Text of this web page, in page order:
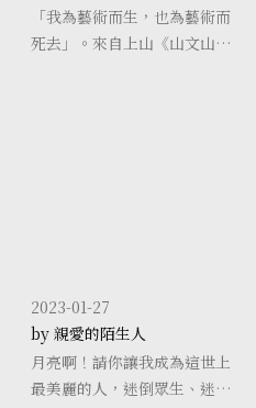
「我為藝術而生，也為藝術而
死去」。來自上山《山文山》
2023-01-27
by 親愛的陌生人
月亮啊！請你讓我成為這世上
最美麗的人，迷倒眾生、迷倒